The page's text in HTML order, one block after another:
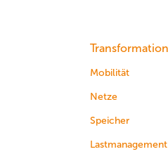
Transformation
Mobilität
Netze
Speicher
Lastmanagement